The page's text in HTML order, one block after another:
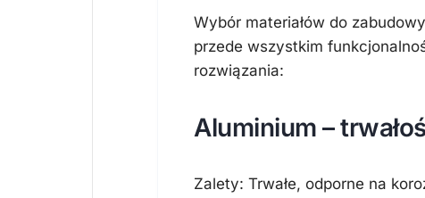
Wybór materiałów do
przede wszystkim
rozwiązania:
Aluminium –
Zalety: Trwałe, odporne na